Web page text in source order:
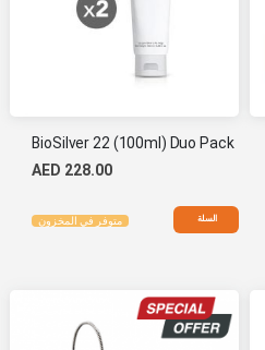
BioSilver 22 (100ml) Duo Pack
AED 228.00
متوفر في المخزون السلة